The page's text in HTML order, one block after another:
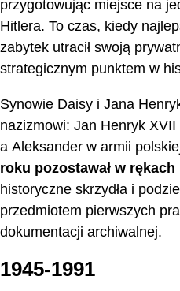
przygotowując miejsce na
Hitlera. To czas, kiedy
zabytek utracił swoją
strategicznym punktem w
Synowie Daisy i Jana
nazizmowi: Jan Henryk
a Aleksander w armii
roku pozostawał w
historyczne skrzydła i
przedmiotem pierwszych
dokumentacji archiwalnej.
1945-1991